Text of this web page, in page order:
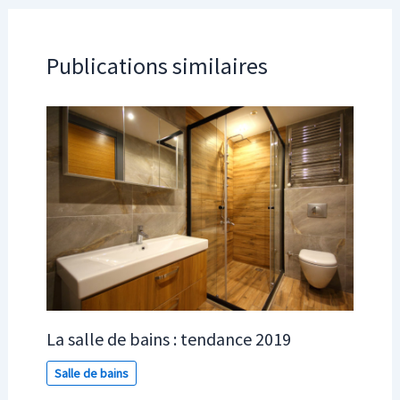
Publications similaires
La salle de bains : tendance 2019
Salle de bains